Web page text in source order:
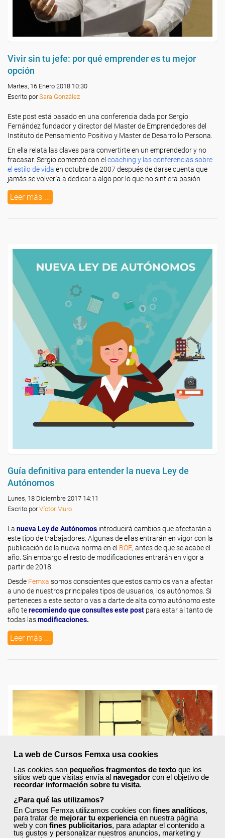
La web de Cursos Femxa usa cookies
Las cookies son pequeños fragmentos de texto que los
sitios web que visitas envía al navegador con el objetivo de
recordar información sobre tu visita.
¿Para qué las utilizamos?
En Cursos Femxa utilizamos cookies con fines analíticos,
para tratar de mejorar tu experienciaen nuestra página
web y con fines publicitarios, para adaptar el contenido a
tus gustos y personalizar nuestros anuncios, marketing y
Vivir sin tu jefe: por qué emprender es tu mejor
opción
Martes, 16 Enero 2018 10:30
Escrito porSara González
Este post está basado en una conferencia dada por Sergio
Fernández fundador y director del Master de Emprendedores del
Instituto de Pensamiento Positivo y Master de Desarrollo Persona.
En ella relata las claves para convertirte en un emprendedor y no
fracasar. Sergio comenzó con el coaching y las conferencias sobre
el estilo de vida en octubre de 2007 después de darse cuenta que
jamás se volvería a dedicar a algo por lo que no sintiera pasión.
Leer más ...
Guía definitiva para entender la nueva Ley de
Autónomos
Lunes, 18 Diciembre 2017 14:11
Escrito porVíctor Muro
La nueva Ley de Autónomos introducirá cambios que afectarán a
este tipo de trabajadores. Algunas de ellas entrarán en vigor con la
publicación de la nueva norma en el BOE, antes de que se acabe el
año. Sin embargo el resto de modificaciones entrarán en vigor a
partir de 2018.
Desde Femxa somos conscientes que estos cambios van a afectar
a uno de nuestros principales tipos de usuarios, los autónomos. Si
perteneces a este sector o vas a darte de alta como autónomo este
año terecomiendo que consultes este post para estar al tanto de
todas lasmodificaciones.
Leer más ...